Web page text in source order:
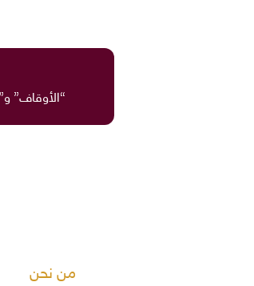
“الأوقاف”
من نحن